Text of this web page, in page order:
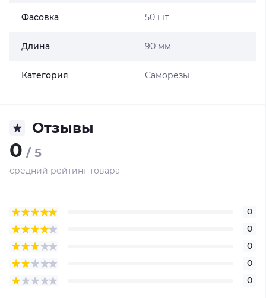
Фасовка 50 шт
Длина 90 мм
Категория Саморезы
Отзывы
0 / 5
средний рейтинг товара
0
0
0
0
0